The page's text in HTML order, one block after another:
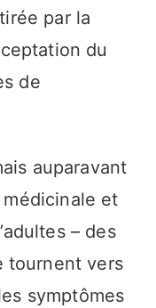
par la
du
de
auparavant
et
– des
tournent vers
symptômes